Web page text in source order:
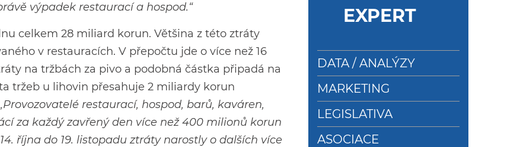
výpadek restaurací a hospod.“
celkem 28 miliard korun. Většina z této ztráty
v restauracích. V přepočtu jde o více než 16
na tržbách za pivo a podobná částka připadá na
tržeb u lihovin přesahuje 2 miliardy korun
restaurací, hospod, barů, kaváren,
za každý zavřený den více než 400 milionů korun
října do 19. listopadu ztráty narostly o dalších více
EXPERT
DATA / ANALÝZY
MARKETING
LEGISLATIVA
ASOCIACE